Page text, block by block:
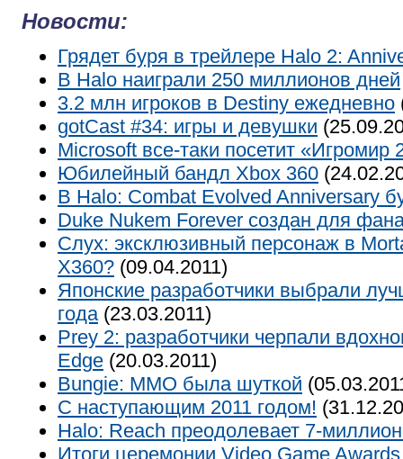
Новости:
Грядет буря в трейлере Halo 2:
В Halo наиграли 250 миллионов дней
3.2 млн игроков в Destiny ежедневно
gotCast #34: игры и девушки
Microsoft все-таки посетит «Игромир
Юбилейный бандл Xbox 360
В Halo: Combat Evolved Anniversary
Duke Nukem Forever создан для
Слух: эксклюзивный персонаж в
X360? (09.04.2011)
Японские разработчики выбрали
года(23.03.2011)
Prey 2: разработчики черпали
Edge (20.03.2011)
Bungie: MMO была шуткой
С наступающим 2011 годом!
Halo: Reach преодолевает 7-
Итоги церемонии Video Game